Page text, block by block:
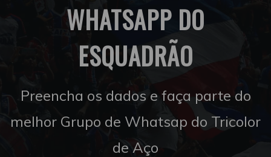
WHATSAPP DO
ESQUADRÃO
Preencha os dados e faça parte do
melhor Grupo de Whatsap do Tricolor
de Aço